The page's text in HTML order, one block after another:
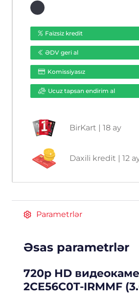
ədəd
Faizsiz kredit
ƏDV geri al
Komissiyasız
Ucuz tapsan endirim al
BirKart | 18 ay
Daxili kredit | 12
Parametrlər
Əsas parametrlər
720p HD
2CE56C0T-IRMMF